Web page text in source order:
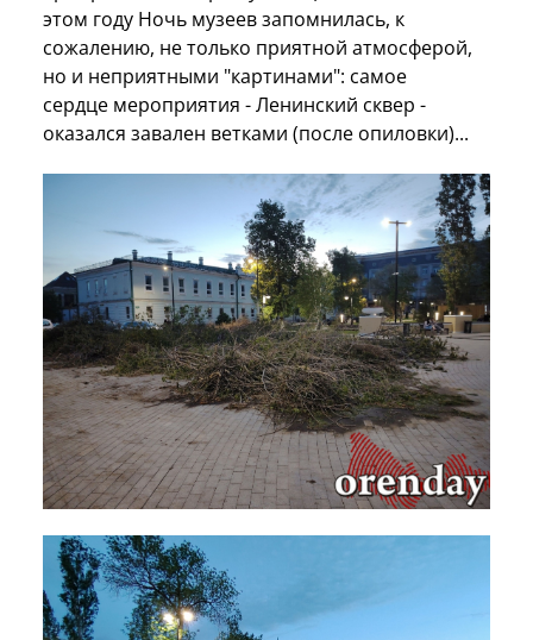
этом году Ночь музеев запомнилась, к
сожалению, не только приятной атмосферой,
но и неприятными "картинами": самое
сердце мероприятия - Ленинский сквер -
оказался завален ветками (после опиловки)...